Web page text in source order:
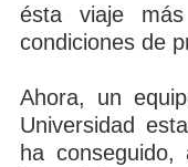
ésta viaje
condiciones de
Ahora, un
Universidad
ha